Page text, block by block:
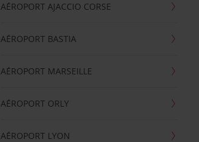
AÉROPORT AJACCIO CORSE
AÉROPORT BASTIA
AÉROPORT MARSEILLE
AÉROPORT ORLY
AÉROPORT LYON